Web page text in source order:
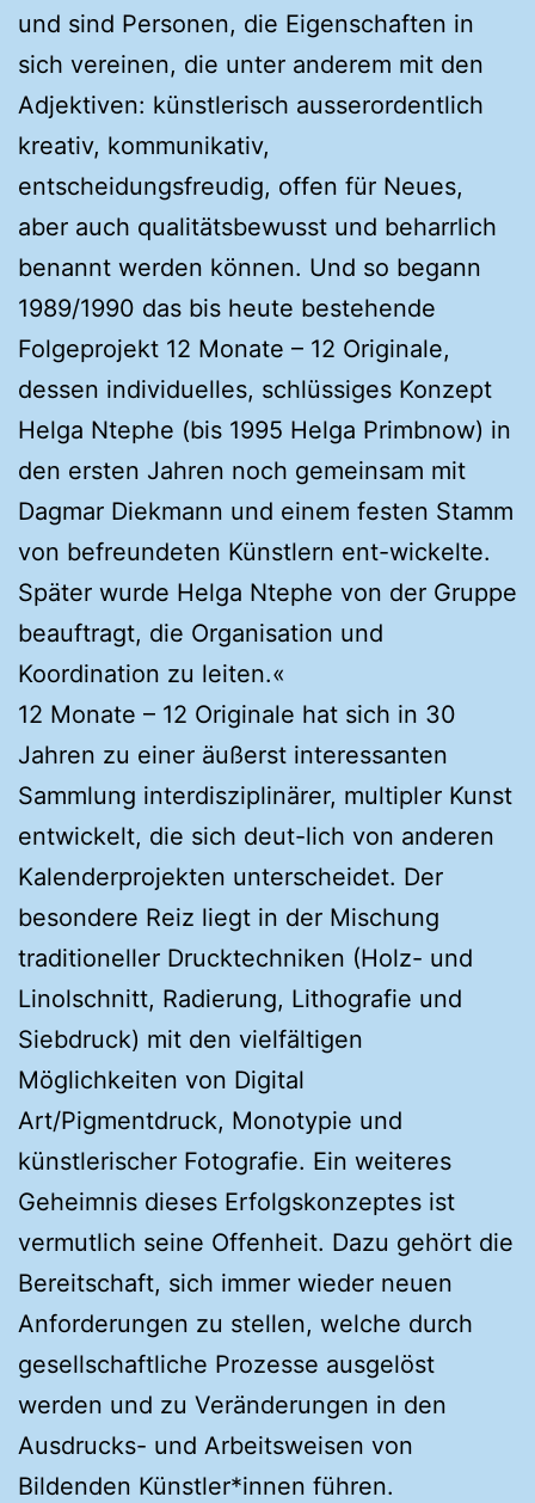
und sind Personen, die Eigenschaften in
sich vereinen, die unter anderem mit den
Adjektiven: künstlerisch ausserordentlich
kreativ, kommunikativ,
entscheidungsfreudig, offen für Neues,
aber auch qualitätsbewusst und beharrlich
benannt werden können. Und so begann
1989/1990 das bis heute bestehende
Folgeprojekt 12 Monate – 12 Originale,
dessen individuelles, schlüssiges Konzept
Helga Ntephe (bis 1995 Helga Primbnow) in
den ersten Jahren noch gemeinsam mit
Dagmar Diekmann und einem festen Stamm
von befreundeten Künstlern ent-wickelte.
Später wurde Helga Ntephe von der Gruppe
beauftragt, die Organisation und
Koordination zu leiten.«
12 Monate – 12 Originale hat sich in 30
Jahren zu einer äußerst interessanten
Sammlung interdisziplinärer, multipler Kunst
entwickelt, die sich deut-lich von anderen
Kalenderprojekten unterscheidet. Der
besondere Reiz liegt in der Mischung
traditioneller Drucktechniken (Holz- und
Linolschnitt, Radierung, Lithografie und
Siebdruck) mit den vielfältigen
Möglichkeiten von Digital
Art/Pigmentdruck, Monotypie und
künstlerischer Fotografie. Ein weiteres
Geheimnis dieses Erfolgskonzeptes ist
vermutlich seine Offenheit. Dazu gehört die
Bereitschaft, sich immer wieder neuen
Anforderungen zu stellen, welche durch
gesellschaftliche Prozesse ausgelöst
werden und zu Veränderungen in den
Ausdrucks- und Arbeitsweisen von
Bildenden Künstler*innen führen.